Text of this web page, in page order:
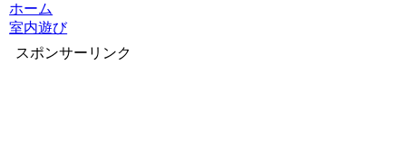
ホーム
室内遊び
スポンサーリンク